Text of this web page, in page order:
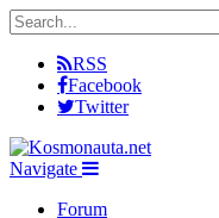
RSS
Facebook
Twitter
Navigate
Forum